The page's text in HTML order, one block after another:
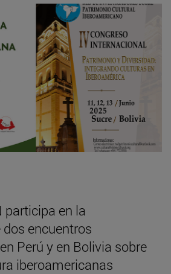
participa en la
encuentros
Perú y en Bolivia sobre
iberoamericanas